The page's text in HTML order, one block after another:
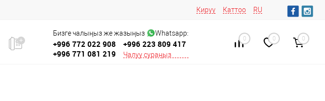
Кирүү Каттоо RU
Бизге чалыңыз же жазыңыз Whatsapp:
+996 772 022 908
+996 223 809 417
+996 771 081 219
Чалуу сураңыз
0 0 0